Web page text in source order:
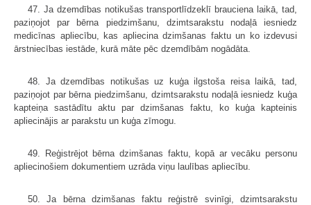
47. Ja dzemdības notikušas transport­līdzeklī brauciena laikā, tad,
paziņo­jot par bērna piedzimšanu, dzimtsarakstu nodaļā iesniedz
medicīnas apliecību, kas apliecina dzimšanas faktu un ko izdevusi
ārstniecības iestāde, kurā māte pēc dzemdībām nogādāta.
48. Ja dzemdības notikušas uz kuģa ilgstoša reisa laikā, tad,
paziņojot par bērna piedzimšanu, dzimtsarakstu nodaļā iesniedz kuģa
kapteiņa sastādītu aktu par dzimšanas faktu, ko kuģa kapteinis
apliecinājis ar parakstu un kuģa zīmogu.
49. Reģistrējot bērna dzimšanas faktu, kopā ar vecāku personu
apliecino­šiem dokumentiem uzrāda viņu laulības apliecību.
50. Ja bērna dzimšanas faktu reģistrē svinīgi, dzimtsarakstu